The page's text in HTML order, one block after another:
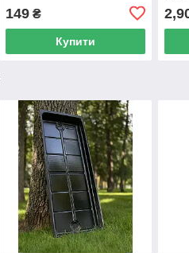
149₴
Купити